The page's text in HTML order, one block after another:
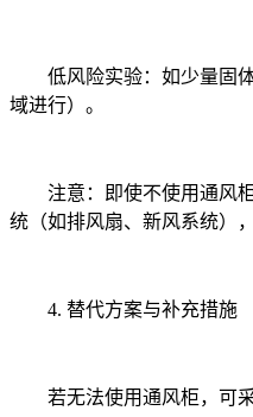
低风险实验：如少量固体
域进行）。
注意：即使不使用通风柜
统（如排风扇、新风系统）
4. 替代方案与补充措施
若无法使用通风柜，可采